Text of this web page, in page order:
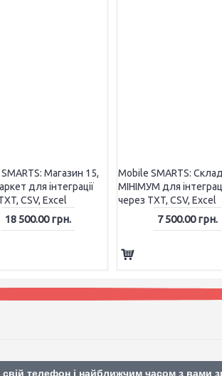
Юнісістем
Магазин 15,
для інтеграції
CSV, Excel
18 500.00 грн.
Mobile SMARTS:
МІНІМУМ для
через TXT, CSV, Excel
7 500.00 грн.
телефон і найближчим часом з вами